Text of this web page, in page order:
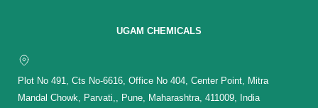
UGAM CHEMICALS
Plot No 491, Cts No-6616, Office No 404, Center Point, Mitra
Mandal Chowk, Parvati,, Pune, Maharashtra, 411009, India